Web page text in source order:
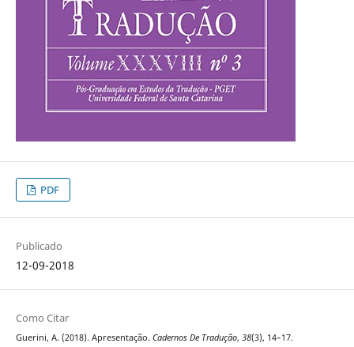
PDF
Publicado
12-09-2018
Como Citar
Guerini, A. (2018). Apresentação. Cadernos De Tradução, 38(3), 14–17.